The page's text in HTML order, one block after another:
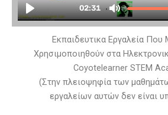
Εκπαιδευτικα Εργαλεία
Χρησιμοποιηθούν στα
Coyotelearner STEM
(Στην πλειοψηφία των
εργαλείων αυτών δεν είναι